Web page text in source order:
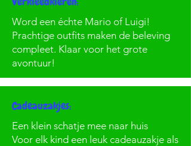
Word een échte Mario of Luigi!
Prachtige outfits maken de beleving
compleet. Klaar voor het grote
avontuur!
Cadeauzakjes:
Een klein schatje mee naar huis
Voor elk kind een leuk cadeauzakje als